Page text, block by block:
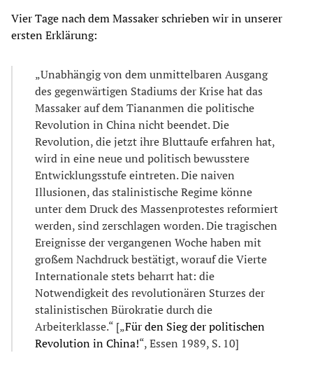
Vier Tage nach dem Massaker schrieben wir in unserer
ersten Erklärung:
„Unabhängig von dem unmittelbaren Ausgang
des gegenwärtigen Stadiums der Krise hat das
Massaker auf dem Tiananmen die politische
Revolution in China nicht beendet. Die
Revolution, die jetzt ihre Bluttaufe erfahren hat,
wird in eine neue und politisch bewusstere
Entwicklungsstufe eintreten. Die naiven
Illusionen, das stalinistische Regime könne
unter dem Druck des Massenprotestes reformiert
werden, sind zerschlagen worden. Die tragischen
Ereignisse der vergangenen Woche haben mit
großem Nachdruck bestätigt, worauf die Vierte
Internationale stets beharrt hat: die
Notwendigkeit des revolutionären Sturzes der
stalinistischen Bürokratie durch die
Arbeiterklasse.“ [„Für den Sieg der politischen
Revolution in China!“, Essen 1989, S. 10]